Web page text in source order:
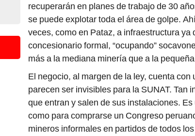
recuperarán en planes de trabajo de 30
se puede explotar toda el área de golpe.
veces, como en Pataz, a infraestructura ya
concesionario formal, “ocupando”
más a la mediana minería que a la
El negocio, al margen de la ley, cuenta
parecen ser invisibles para la SUNAT. Tan
que entran y salen de sus instalaciones.
como para comprarse un Congreso
mineros informales en partidos de todos